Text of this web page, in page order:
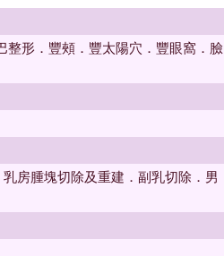
整形．豐頰．豐太陽穴．豐眼窩．臉
房腫塊切除及重建．副乳切除．男